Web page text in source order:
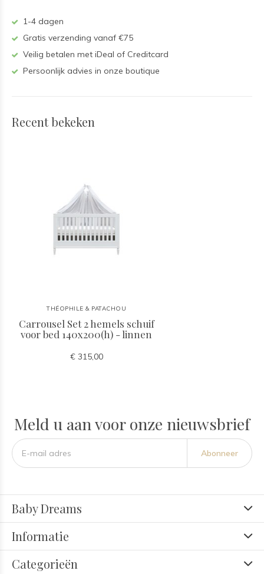
1-4 dagen
Gratis verzending vanaf €75
Veilig betalen met iDeal of Creditcard
Persoonlijk advies in onze boutique
Recent bekeken
THÉOPHILE & PATACHOU
Carrousel Set 2 hemels schuif
voor bed 140x200(h) - linnen
€ 315,00
Meld u aan voor onze nieuwsbrief
Abonneer
Baby Dreams
Informatie
Categorieën